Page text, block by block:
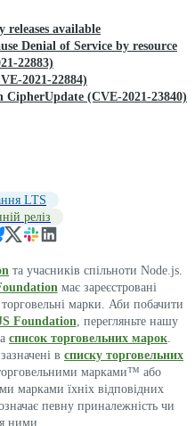
releases available
Denial of Service by resource
22883)
2021-22884)
(CVE-2021-23840)
LTS
реліз
та учасників спільноти Node.js.
має зареєстровані
марки. Аби побачити
Foundation , перегляньте нашу
список торговельних марок
в списку торговельних
марками™ або
марками їхніх відповідних
певну приналежність чи
ними.